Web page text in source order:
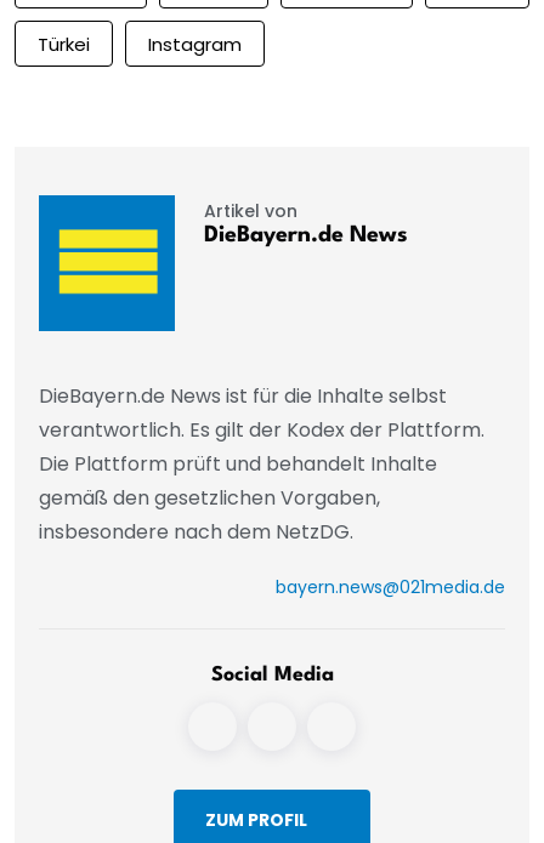
Türkei Instagram
Artikel von
DieBayern.de News
DieBayern.de News ist für die Inhalte selbst
verantwortlich. Es gilt der Kodex der Plattform.
Die Plattform prüft und behandelt Inhalte
gemäß den gesetzlichen Vorgaben,
insbesondere nach dem NetzDG.
bayern.news@021media.de
Social Media
ZUM PROFIL